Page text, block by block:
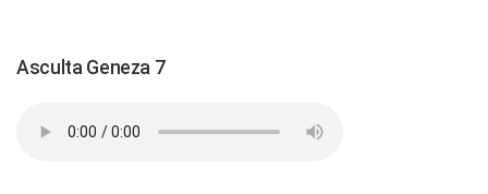
Asculta Geneza 7